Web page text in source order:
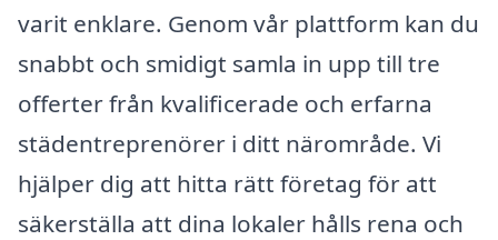
varit enklare. Genom vår plattform kan du
snabbt och smidigt samla in upp till tre
offerter från kvalificerade och erfarna
städentreprenörer i ditt närområde. Vi
hjälper dig att hitta rätt företag för att
säkerställa att dina lokaler hålls rena och